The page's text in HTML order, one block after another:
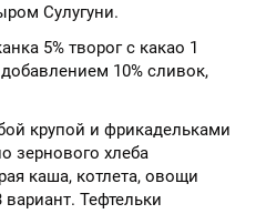
Сулугуни.
5% творог с какао 1
10% сливок,
крупой и фрикадельками
зернового хлеба
каша, котлета, овощи
Тефтельки